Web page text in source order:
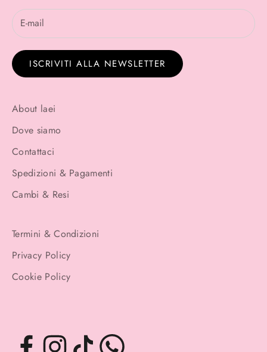
ISCRIVITI ALLA NEWSLETTER
About laei
Dove siamo
Contattaci
Spedizioni & Pagamenti
Cambi & Resi
Termini & Condizioni
Privacy Policy
Cookie Policy